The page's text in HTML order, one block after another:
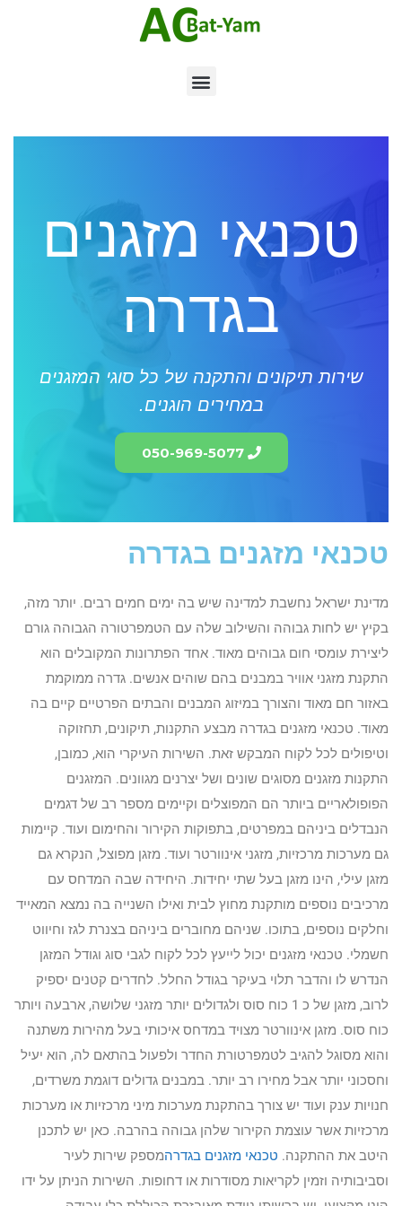
טכנאי מזגנים
בגדרה
שירות תיקונים והתקנה של כל סוגי המזגנים
במחירים הוגנים.
050-969-5077
טכנאי מזגנים בגדרה
מדינת ישראל נחשבת למדינה שיש בה ימים חמים רבים. יותר מזה,
בקיץ יש לחות גבוהה והשילוב שלה עם הטמפרטורה הגבוהה גורם
ליצירת עומסי חום גבוהים מאוד. אחד הפתרונות המקובלים הוא
התקנת מזגני אוויר במבנים בהם שוהים אנשים. גדרה ממוקמת
באזור חם מאוד והצורך במיזוג המבנים והבתים הפרטיים קיים בה
מאוד. טכנאי מזגנים בגדרה מבצע התקנות, תיקונים, תחזוקה
וטיפולים לכל לקוח המבקש זאת. השירות העיקרי הוא, כמובן,
התקנות מזגנים מסוגים שונים ושל יצרנים מגוונים. המזגנים
הפופולאריים ביותר הם המפוצלים וקיימים מספר רב של דגמים
הנבדלים ביניהם במפרטים, בתפוקות הקירור והחימום ועוד. קיימות
גם מערכות מרכזיות, מזגני אינוורטר ועוד. מזגן מפוצל, הנקרא גם
מזגן עילי, הינו מזגן בעל שתי יחידות. היחידה שבה המדחס עם
מרכיבים נוספים מותקנת מחוץ לבית ואילו השנייה בה נמצא המאייד
וחלקים נוספים, בתוכו. שניהם מחוברים ביניהם בצנרת לגז וחיווט
חשמלי. טכנאי מזגנים יכול לייעץ לכל לקוח לגבי סוג וגודל המזגן
הנדרש לו והדבר תלוי בעיקר בגודל החלל. לחדרים קטנים יספיק
לרוב, מזגן של כ 1 כוח סוס ולגדולים יותר מזגני שלושה, ארבעה ויותר
כוח סוס. מזגן אינוורטר מצויד במדחס איכותי בעל מהירות משתנה
והוא מסוגל להגיב לטמפרטורת החדר ולפעול בהתאם לה, הוא יעיל
וחסכוני יותר אבל מחירו רב יותר. במבנים גדולים דוגמת משרדים,
חנויות ענק ועוד יש צורך בהתקנת מערכות מיני מרכזיות או מערכות
מרכזיות אשר עוצמת הקירור שלהן גבוהה בהרבה. כאן יש לתכנן
היטב את ההתקנה. טכנאי מזגנים בגדרהמספק שירות לעיר
וסביבותיה וזמין לקריאות מסודרות או דחופות. השירות הניתן על ידו